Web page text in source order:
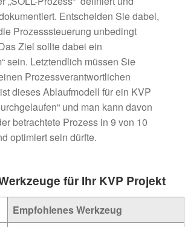
Entscheiden Sie dabei,
Prozesssteuerung unbedingt
Ziel sollte dabei ein
sein. Letztendlich müssen Sie
Prozessverantwortlichen
dieses Ablaufmodell für ein KVP
und man kann davon
betrachtete Prozess in 9 von 10
optimiert sein dürfte.
für Ihr KVP Projekt
Empfohlenes Werkzeug